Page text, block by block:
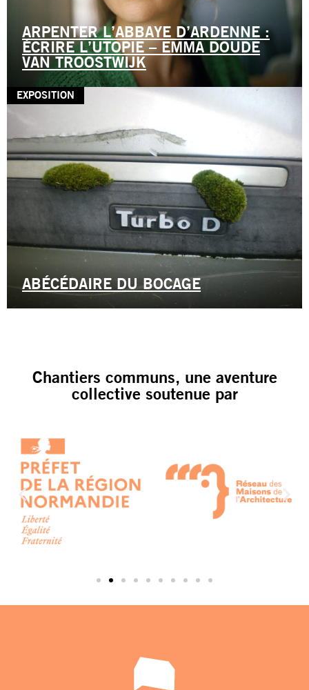
ARPENTER L’ABBAYE D’ARDENNE :
ÉCRIRE L’UTOPIE – EMMA DOUDE
VAN TROOSTWIJK
EXPOSITION
ABÉCÉDAIRE DU BOCAGE
Chantiers communs, une aventure
collective soutenue par